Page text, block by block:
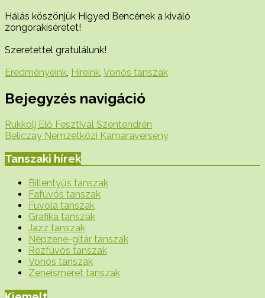
Hálás köszönjük Higyed Bencének a kiváló
zongorakíséretet!
Szeretettel gratulálunk!
Eredményeink, Híreink, Vonós tanszak
Bejegyzés navigáció
Rukkolj Elő Fesztivál Szentendrén
Beliczay Nemzetközi Kamaraverseny
Tanszaki hírek
Billentyűs tanszak
Fafúvós tanszak
Fuvola tanszak
Grafika tanszak
Jazz tanszak
Népzene-gitár tanszak
Rézfúvós tanszak
Vonós tanszak
Zeneismeret tanszak